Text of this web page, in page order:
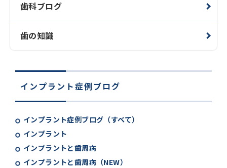
歯科ブログ
歯の知識
インプラント症例ブログ
インプラント症例ブログ（すべて）
インプラント
インプラントと歯周病
インプラントと歯周病（NEW）